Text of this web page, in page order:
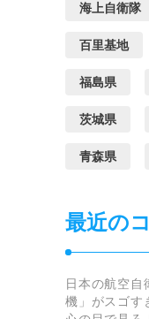
海上自衛隊
百里基地
福島県
茨城県
青森県
最近の
日本の航空自
機」がスゴす